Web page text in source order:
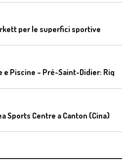
per le superfici sportive
Sports Centre a Canton (Cina)